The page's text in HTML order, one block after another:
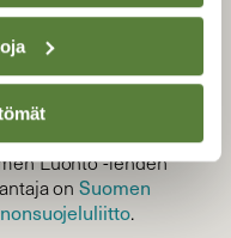
Luonto -lehden
onSuomen
.